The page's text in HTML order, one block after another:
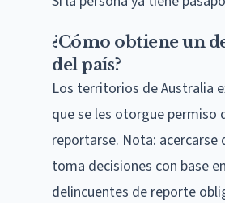
¿Cómo obtiene un
del país?
Los territorios de Australia
que se les otorgue permiso
reportarse. Nota:
toma decisiones con base
delincuentes de reporte